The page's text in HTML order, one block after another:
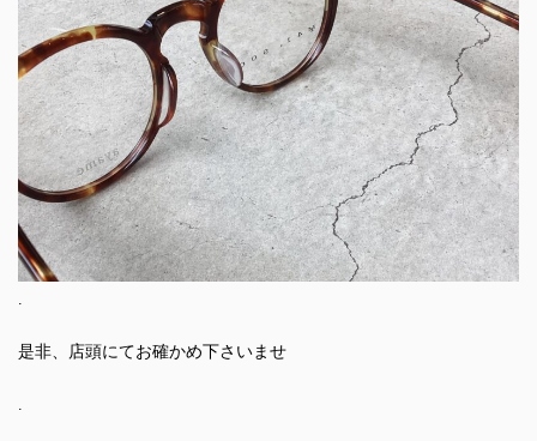
是非、店頭にてお確かめ下さいませ